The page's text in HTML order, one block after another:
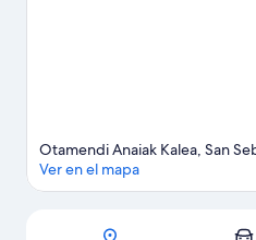
Otamendi Anaiak Kalea, San
Ver en el mapa